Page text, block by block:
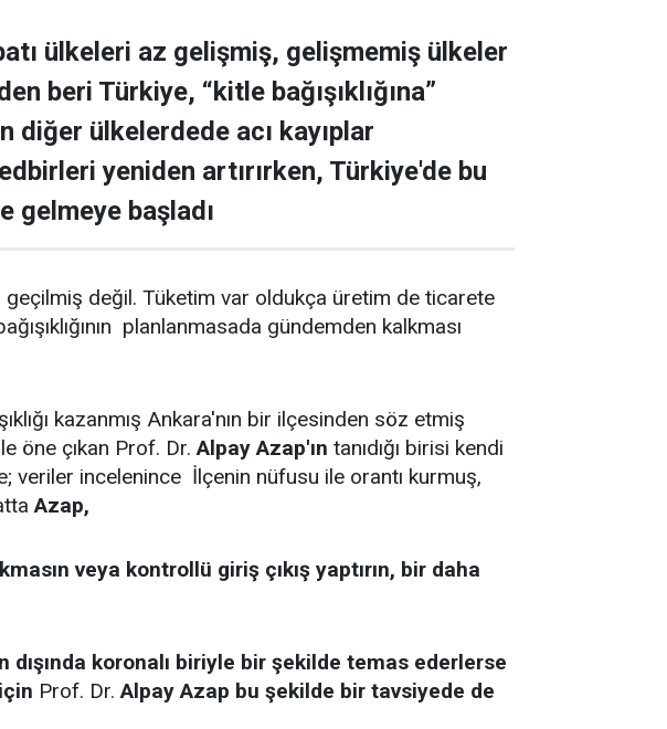
ülkeleri az gelişmiş, gelişmemiş ülkeler
beri Türkiye, “kitle bağışıklığına”
diğer ülkelerdede acı kayıplar
yeniden artırırken, Türkiye'de bu
gelmeye başladı
geçilmiş değil. Tüketim var oldukça üretim de ticarete
planlanmasada gündemden kalkması
kazanmış Ankara'nın bir ilçesinden söz etmiş
öne çıkan Prof. Dr.Alpay Azap'ın tanıdığı birisi kendi
veriler incelenince İlçenin nüfusu ile orantı kurmuş,
Azap,
veya kontrollü giriş çıkış yaptırın, bir daha
dışında koronalı biriyle bir şekilde temas ederlerse
Prof. Dr.Alpay Azap bu şekilde bir tavsiyede de